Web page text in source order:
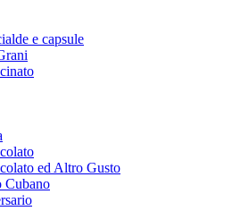
e capsule
ed Altro Gusto
Cubano